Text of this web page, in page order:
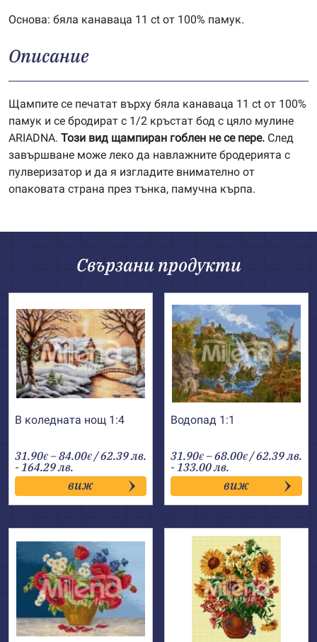
Основа: бяла канаваца 11 ct от 100% памук.
Описание
Щампите се печатат върху бяла канаваца 11 ct от 100%
памук и се бродират с 1/2 кръстат бод с цяло мулине
ARIADNA. Този вид щампиран гоблен не се пере. След
завършване може леко да навлажните бродерията с
пулверизатор и да я изгладите внимателно от
опаковата страна през тънка, памучна кърпа.
Свързани продукти
В коледната нощ 1:4
31.90€ –84.00€Price
range:
31.90€
through
84.00€
/ 62.39 лв.
- 164.29 лв.
виж
Водопад 1:1
31.90€ –68.00€Price
range:
31.90€
through
68.00€
/ 62.39 лв.
- 133.00 лв.
виж